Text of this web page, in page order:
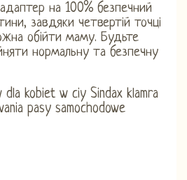
на 100% безпечний
завдяки четвертій точці
обійти маму. Будьте
нормальну та безпечну